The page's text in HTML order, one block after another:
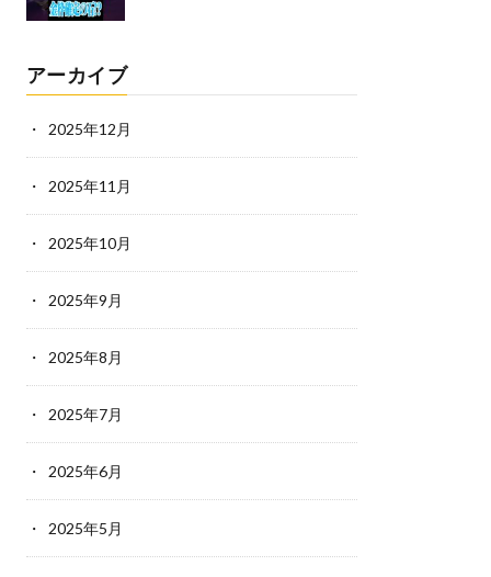
アーカイブ
2025年12月
2025年11月
2025年10月
2025年9月
2025年8月
2025年7月
2025年6月
2025年5月